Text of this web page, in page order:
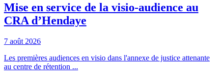
Mise en service de la visio-audience au
CRA d’Hendaye
7 août 2026
Les premières audiences en visio dans l'annexe de justice attenante
au centre de rétention ...